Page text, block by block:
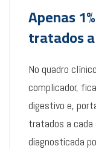
Apenas
tratados
No quadro
complicador,
digestivo e,
tratados a cada
diagnosticada